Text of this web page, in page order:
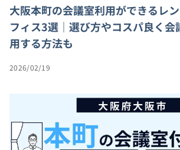
大阪本町の会議室利用ができるレ
フィス3選｜選び方やコスパ良く会
用する方法も
2026/02/19